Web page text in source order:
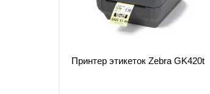
Принтер этикеток Zebra GK420t